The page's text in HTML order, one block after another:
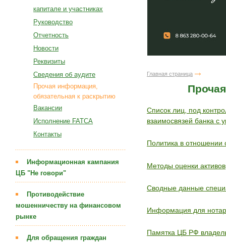
капитале и участниках
Руководство
Отчетность
Новости
Реквизиты
Сведения об аудите
Прочая информация,
обязательная к раскрытию
Вакансии
Исполнение FATCA
Контакты
Информационная кампания
ЦБ "Не говори"
Противодействие
мошенничеству на финансовом
рынке
Для обращения граждан
Главная страница
Список лиц, под
взаимосвязей банка с
Политика в отношении
Методы оценки активов
Сводные данные
Информация для
Памятка ЦБ РФ